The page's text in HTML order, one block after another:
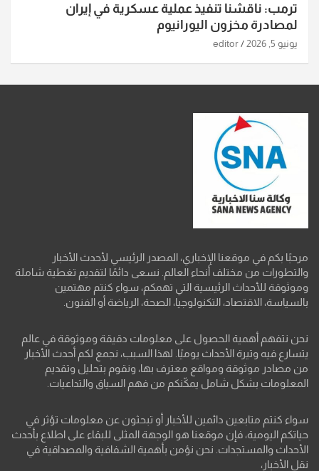
ترمب: ناقشنا تنفيذ عملية عسكرية في إيران
لمصادرة مخزون اليورانيوم
يونيو 5, 2026 editor
مرحبًا بكم في موقعنا الإخباري، المصدر الرئيسي لأحدث الأخبار
والتطورات من مختلف أنحاء العالم. نسعى دائمًا لتقديم تغطية شاملة
وموثوقة للأحداث الرئيسية التي تهمكم، سواء كنتم مهتمين
بالسياسة، الاقتصاد، التكنولوجيا، الصحة، الرياضة أو الفنون.
نحن نتفهم أهمية الحصول على معلومات دقيقة وموثوقة في عالم
يتسارع فيه وتيرة الأحداث يوميًا. لهذا السبب، نجمع لكم أحدث الأخبار
من مصادر موثوقة ومواقع معترف بها، ونقوم بتحليل وتقديم
المعلومات بشكل شامل يمكّنكم من فهم السياق والتداعيات.
سواء كنتم متابعين دائمين للأخبار أو تبحثون عن معلومات تؤثر في
حياتكم اليومية، فإن موقعنا هو الوجهة المثلى للبقاء على اطلاع بأحدث
الأحداث والمستجدات. نحن نؤمن بأهمية الشفافية والمصداقية في
نقل الأخبار،